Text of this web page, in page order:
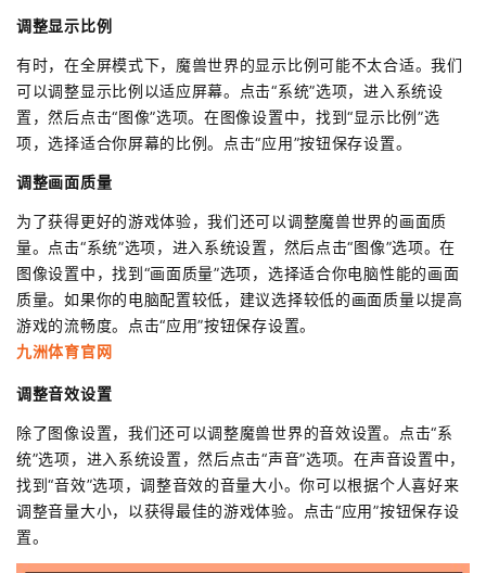
调整显示比例
有时，在全屏模式下，魔兽世界的显示比例可能不太合适。我们
可以调整显示比例以适应屏幕。点击“系统”选项，进入系统设
置，然后点击“图像”选项。在图像设置中，找到“显示比例”选
项，选择适合你屏幕的比例。点击“应用”按钮保存设置。
调整画面质量
为了获得更好的游戏体验，我们还可以调整魔兽世界的画面质
量。点击“系统”选项，进入系统设置，然后点击“图像”选项。在
图像设置中，找到“画面质量”选项，选择适合你电脑性能的画面
质量。如果你的电脑配置较低，建议选择较低的画面质量以提高
游戏的流畅度。点击“应用”按钮保存设置。
九洲体育官网
调整音效设置
除了图像设置，我们还可以调整魔兽世界的音效设置。点击“系
统”选项，进入系统设置，然后点击“声音”选项。在声音设置中，
找到“音效”选项，调整音效的音量大小。你可以根据个人喜好来
调整音量大小，以获得最佳的游戏体验。点击“应用”按钮保存设
置。